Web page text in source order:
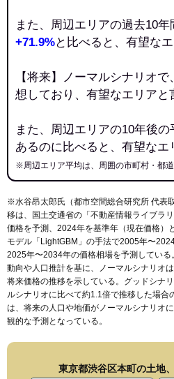
また、周辺エリアの過去10
+71.9%と比べると、有望な
【将来】ノーマルシナリオで
想しており、有望なエリアと
また、周辺エリアの10年後
あるのに比べると、有望なエ
※周辺エリア平均は、周囲の市町村・都
※水谷昂太郎氏（都市空間総合研究所 代表
移は、国土交通省の「 不動産情報ライブラリ
価格を予測、2024年を基準年（現在価格）
モデル「LightGBM」の手法で2005年〜
2025年〜2034年の価格相場を予測してい
動向や人口推計を基に、ノーマルシナリオ
将来価格の推移を示している。グッドシナ
ルシナリオに比べて約1.1倍で推移した場合
は、将来の人口や地価がノーマルシナリオ
観的な予測となっている。
東京都渋谷区本町の土地